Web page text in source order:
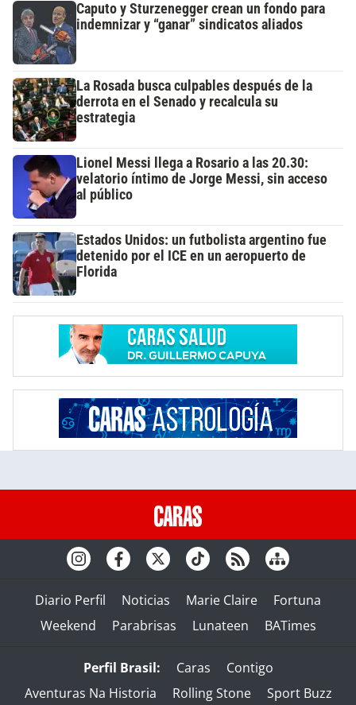
Caputo y Sturzenegger crean un fondo para
indemnizar y “ganar” sindicatos aliados
La Rosada busca culpables después de la
derrota en el Senado y recalcula su
estrategia
Lionel Messi llega a Rosario a las 20.30:
velatorio íntimo de Jorge Messi, sin acceso
al público
Estados Unidos: un futbolista argentino fue
detenido por el ICE en un aeropuerto de
Florida
Diario Perfil Noticias Marie Claire
Fortuna
Weekend
Parabrisas Lunateen BATimes
Perfil Brasil: Caras
Contigo
Aventuras Na Historia
Rolling Stone Sport Buzz